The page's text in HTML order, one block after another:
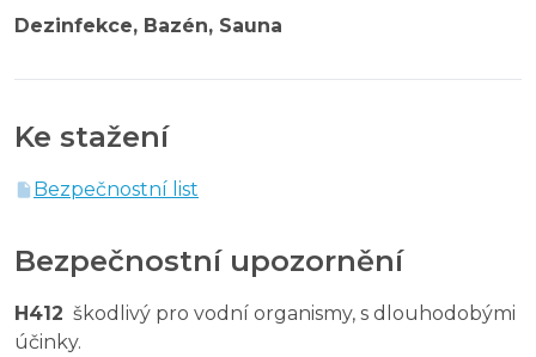
Dezinfekce, Bazén, Sauna
Ke stažení
Bezpečnostní list
Bezpečnostní upozornění
H412 škodlivý pro vodní organismy, s dlouhodobými
účinky.